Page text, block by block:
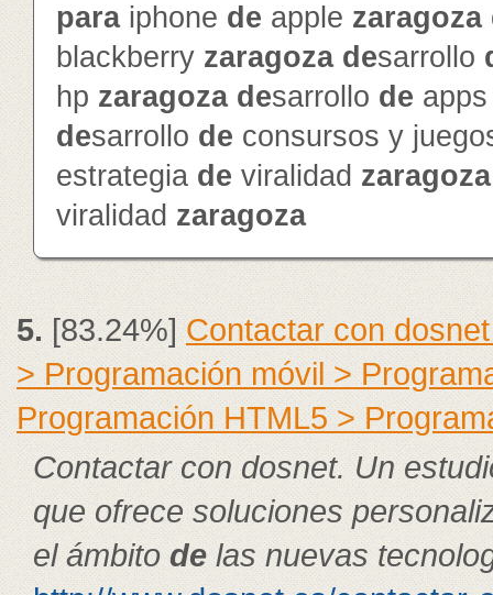
paraiphone de apple zaragoza
blackberry zaragoza desarrollo
hp zaragoza desarrollo de
desarrollo de consursos y
estrategia de viralidad zaragoza
viralidad zaragoza
5. [83.24%]Contactar con
> Programación móvil >
Programación HTML5 >
Contactar con dosnet. Un
que ofrece soluciones
el ámbitodelas nuevas